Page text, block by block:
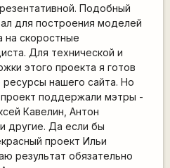
Подобный
для построения моделей
на скоростные
Для технической и
этого проекта я готов
нашего сайта. Но
поддержали мэтры -
Кавелин, Антон
другие. Да если бы
проект Ильи
результат обязательно